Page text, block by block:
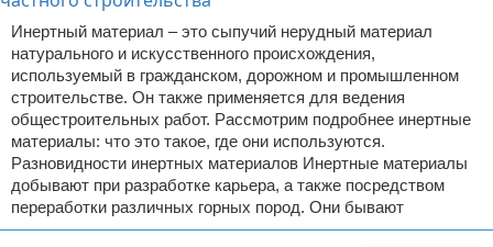
Инертный материал – это сыпучий нерудный материал
натурального и искусственного происхождения,
используемый в гражданском, дорожном и промышленном
строительстве. Он также применяется для ведения
общестроительных работ. Рассмотрим подробнее инертные
материалы: что это такое, где они используются.
Разновидности инертных материалов Инертные материалы
добывают при разработке карьера, а также посредством
переработки различных горных пород. Они бывают